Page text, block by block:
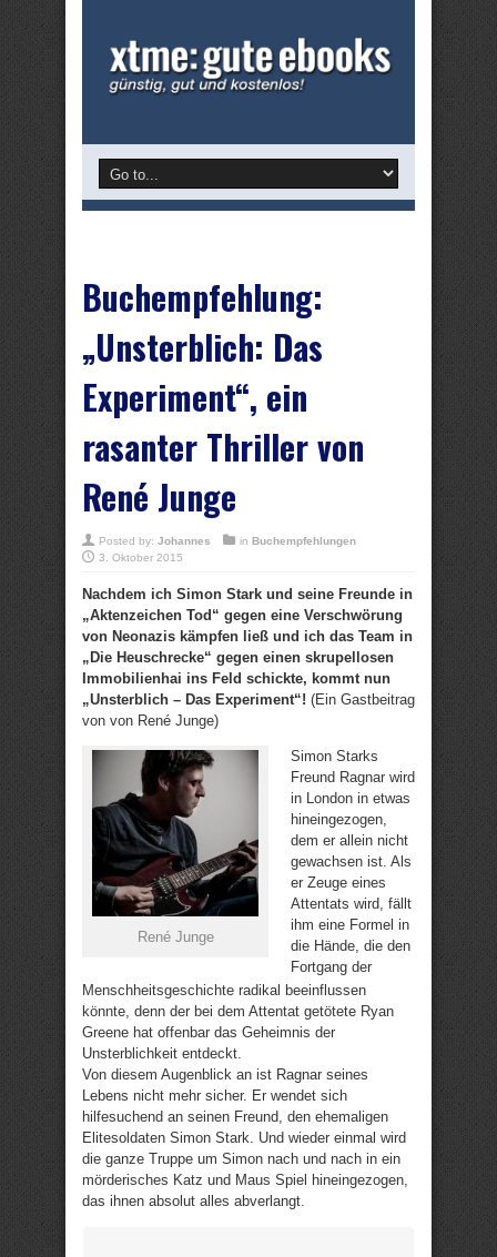
Buchempfehlung:
„Unsterblich: Das
Experiment“, ein
rasanter Thriller von
René Junge
Posted by: Johannes in Buchempfehlungen
3. Oktober 2015
Nachdem ich Simon Stark und seine Freunde in
„Aktenzeichen Tod“ gegen eine Verschwörung
von Neonazis kämpfen ließ und ich das Team in
„Die Heuschrecke“ gegen einen skrupellosen
Immobilienhai ins Feld schickte, kommt nun
„Unsterblich – Das Experiment“! (Ein Gastbeitrag
von von René Junge)
René Junge
Simon Starks
Freund Ragnar wird
in London in etwas
hineingezogen,
dem er allein nicht
gewachsen ist. Als
er Zeuge eines
Attentats wird, fällt
ihm eine Formel in
die Hände, die den
Fortgang der
Menschheitsgeschichte radikal beeinflussen
könnte, denn der bei dem Attentat getötete Ryan
Greene hat offenbar das Geheimnis der
Unsterblichkeit entdeckt.
Von diesem Augenblick an ist Ragnar seines
Lebens nicht mehr sicher. Er wendet sich
hilfesuchend an seinen Freund, den ehemaligen
Elitesoldaten Simon Stark. Und wieder einmal wird
die ganze Truppe um Simon nach und nach in ein
mörderisches Katz und Maus Spiel hineingezogen,
das ihnen absolut alles abverlangt.